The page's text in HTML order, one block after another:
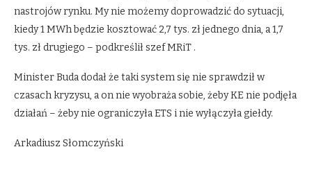
nastrojów rynku. My nie możemy doprowadzić do sytuacji,
kiedy 1 MWh będzie kosztować 2,7 tys. zł jednego dnia, a 1,7
tys. zł drugiego – podkreślił szef MRiT .
Minister Buda dodał że taki system się nie sprawdził w
czasach kryzysu, a on nie wyobraża sobie, żeby KE nie podjęła
działań – żeby nie ograniczyła ETS i nie wyłączyła giełdy.
Arkadiusz Słomczyński